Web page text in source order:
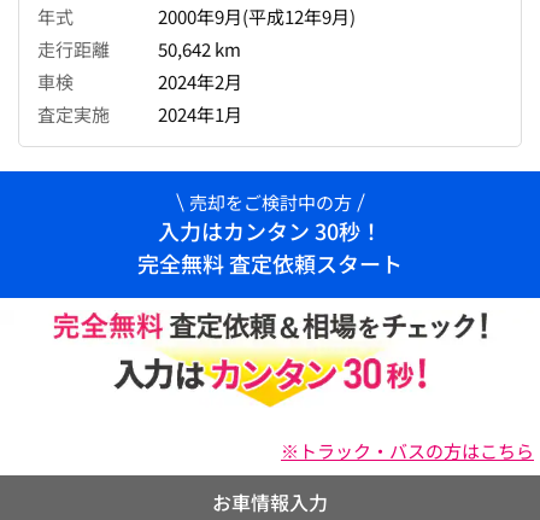
年式
2000年9月(平成12年9月)
走行距離
50,642 km
車検
2024年2月
査定実施
2024年1月
売却をご検討中の方
入力はカンタン 30秒！
完全無料 査定依頼スタート
※トラック・バスの方はこちら
お車情報入力